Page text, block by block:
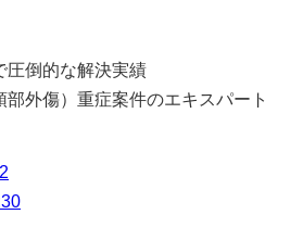
圧倒的な解決実績
外傷）重症案件のエキスパート